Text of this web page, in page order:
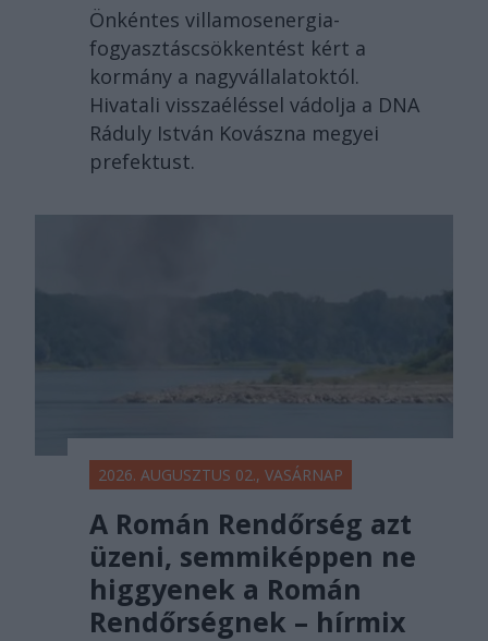
Önkéntes villamosenergia-
fogyasztáscsökkentést kért a
kormány a nagyvállalatoktól.
Hivatali visszaéléssel vádolja a DNA
Ráduly István Kovászna megyei
prefektust.
2026. AUGUSZTUS 02., VASÁRNAP
A Román Rendőrség azt
üzeni, semmiképpen ne
higgyenek a Román
Rendőrségnek – hírmix